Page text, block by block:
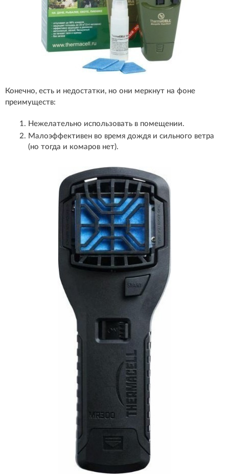
Конечно, есть и недостатки, но они меркнут на фоне
преимуществ:
Нежелательно использовать в помещении.
Малоэффективен во время дождя и сильного ветра
(но тогда и комаров нет).